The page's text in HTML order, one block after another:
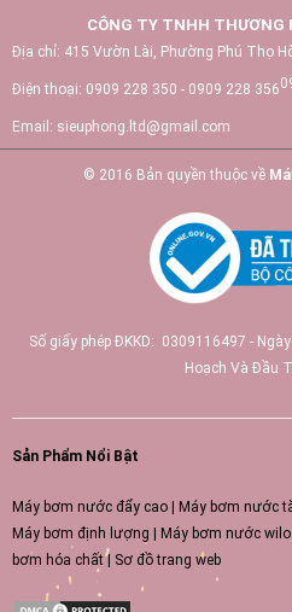
CÔNG TY TNHH THƯƠNG
Địa chỉ: 415 Vườn Lài, Phường Phú Thọ
Điện thoại: 0909 228 350 - 0909 228 356
Email: sieuphong.ltd@gmail.com
© 2016 Bản quyền thuộc về
Số giấy phép ĐKKD: 0309116497 -
Hoạch Và Đầu
Sản Phẩm Nổi Bật
Máy bơm nước đẩy cao | Máy bơm nước
Máy bơm định lượng | Máy bơm nước wilo
bơm hóa chất| Sơ đồ trang web